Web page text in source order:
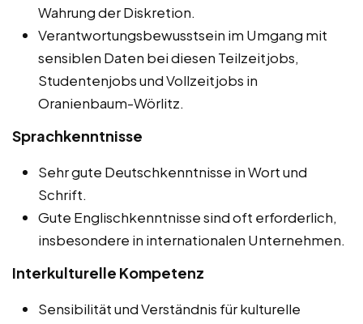
Wahrung der Diskretion.
Verantwortungsbewusstsein im Umgang mit
sensiblen Daten bei diesen Teilzeitjobs,
Studentenjobs und Vollzeitjobs in
Oranienbaum-Wörlitz.
Sprachkenntnisse
Sehr gute Deutschkenntnisse in Wort und
Schrift.
Gute Englischkenntnisse sind oft erforderlich,
insbesondere in internationalen Unternehmen.
Interkulturelle Kompetenz
Sensibilität und Verständnis für kulturelle